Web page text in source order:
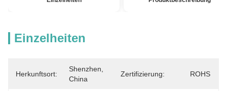
Einzelheiten
Herkunftsort:
Shenzhen,
China
Zertifizierung: ROHS